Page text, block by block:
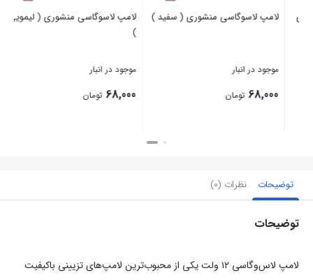
لامپ لاسوگاسی منشوری ( سفید )
موجود در انبار
68,000 تومان
لامپ لاسوگاسی منشوری ( لیمویی
موجود در انبار
68,000 تومان
بستن
توضیحات نظرات (0)
توضیحات
لامپ لاس‌وگاسی ۱۲ ولت یکی از محبوب‌ترین لامپ‌های تزیینی باکیفیت